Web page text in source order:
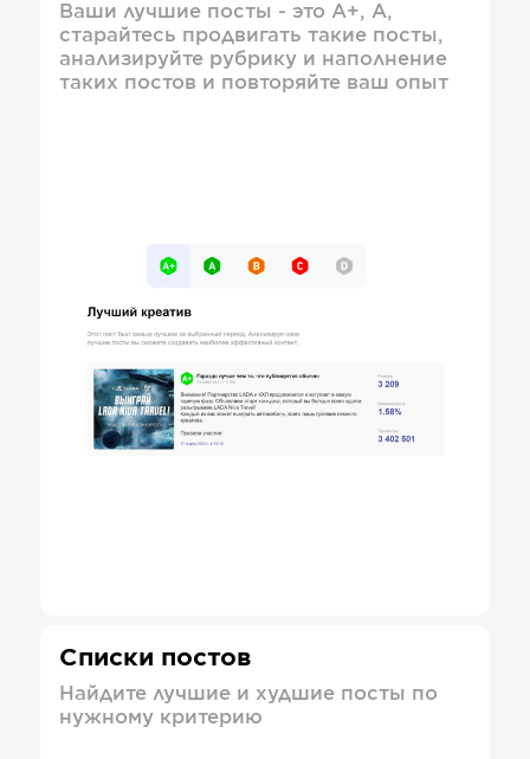
Ваши лучшие посты - это А+, А,
старайтесь продвигать такие посты,
анализируйте рубрику и наполнение
таких постов и повторяйте ваш опыт
Списки постов
Найдите лучшие и худшие посты по
нужному критерию